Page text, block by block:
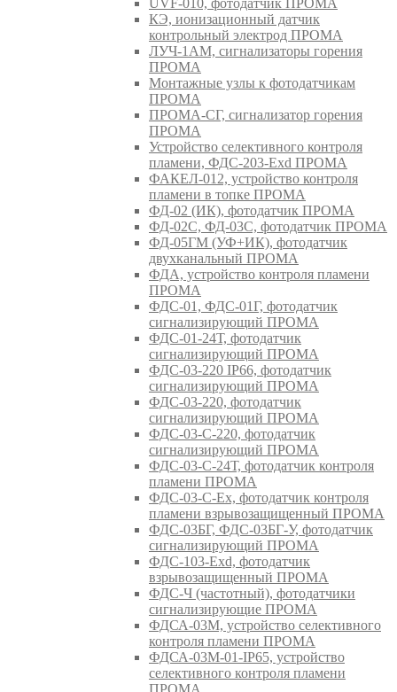
UVF-010, фотодатчик ПРОМА
КЭ, ионизационный датчик
контрольный электрод ПРОМА
ЛУЧ-1АМ, сигнализаторы горения
ПРОМА
Монтажные узлы к фотодатчикам
ПРОМА
ПРОМА-СГ, сигнализатор горения
ПРОМА
Устройство селективного контроля
пламени, ФДС-203-Exd ПРОМА
ФАКЕЛ-012, устройство контроля
пламени в топке ПРОМА
ФД-02 (ИК), фотодатчик ПРОМА
ФД-02С, ФД-03С, фотодатчик ПРОМА
ФД-05ГМ (УФ+ИК), фотодатчик
двухканальный ПРОМА
ФДА, устройство контроля пламени
ПРОМА
ФДС-01, ФДС-01Г, фотодатчик
сигнализирующий ПРОМА
ФДС-01-24Т, фотодатчик
сигнализирующий ПРОМА
ФДС-03-220 IP66, фотодатчик
сигнализирующий ПРОМА
ФДС-03-220, фотодатчик
сигнализирующий ПРОМА
ФДС-03-С-220, фотодатчик
сигнализирующий ПРОМА
ФДС-03-С-24Т, фотодатчик контроля
пламени ПРОМА
ФДС-03-С-Ex, фотодатчик контроля
пламени взрывозащищенный ПРОМА
ФДС-03БГ, ФДС-03БГ-У, фотодатчик
сигнализирующий ПРОМА
ФДС-103-Ехd, фотодатчик
взрывозащищенный ПРОМА
ФДС-Ч (частотный), фотодатчики
сигнализирующие ПРОМА
ФДСА-03М, устройство селективного
контроля пламени ПРОМА
ФДСА-03М-01-IP65, устройство
селективного контроля пламени
ПРОМА